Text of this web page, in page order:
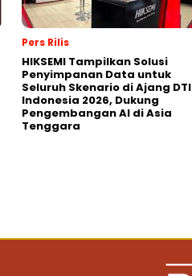
Pers Rilis
HIKSEMI Tampilkan Solusi
Penyimpanan Data untuk
Seluruh Skenario di Ajang DTI
Indonesia 2026, Dukung
Pengembangan AI di Asia
Tenggara